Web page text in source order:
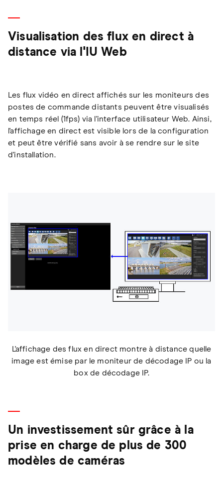
Visualisation des flux en direct à
distance via l'IU Web
Les flux vidéo en direct affichés sur les moniteurs des
postes de commande distants peuvent être visualisés
en temps réel (1fps) via l'interface utilisateur Web. Ainsi,
l'affichage en direct est visible lors de la configuration
et peut être vérifié sans avoir à se rendre sur le site
d'installation.
L'affichage des flux en direct montre à distance quelle
image est émise par le moniteur de décodage IP ou la
box de décodage IP.
Un investissement sûr grâce à la
prise en charge de plus de 300
modèles de caméras